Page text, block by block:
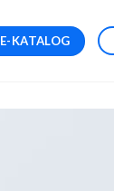
E-KATALOG